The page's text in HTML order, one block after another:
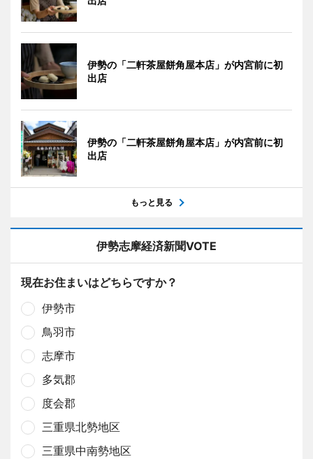
伊勢の「二軒茶屋餅角屋本店」が内宮前に初
出店
伊勢の「二軒茶屋餅角屋本店」が内宮前に初
出店
もっと見る
伊勢志摩経済新聞VOTE
現在お住まいはどちらですか？
伊勢市
鳥羽市
志摩市
多気郡
度会郡
三重県北勢地区
三重県中南勢地区